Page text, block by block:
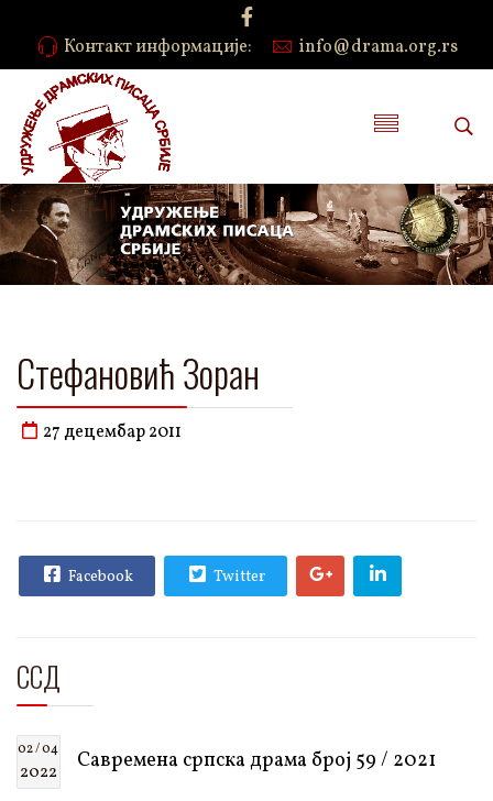
Контакт информације: info@drama.org.rs
Стефановић Зоран
27 децембар 2011
Facebook Twitter
ССД
02 / 04
2022 Савремена српска драма број 59 / 2021